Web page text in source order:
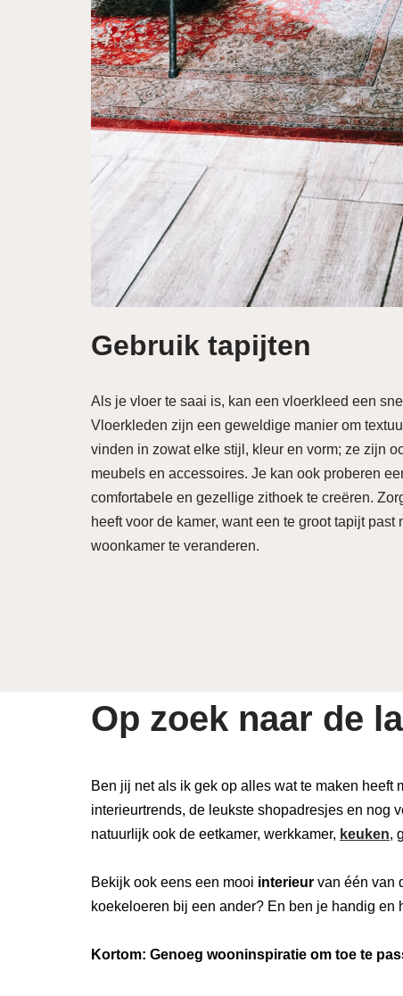
Gebruik tapijten
Als je vloer te saai is, kan een vloerkleed een
Vloerkleden zijn een geweldige manier om
vinden in zowat elke stijl, kleur en vorm; ze zijn
meubels en accessoires. Je kan ook proberen
comfortabele en gezellige zithoek te creëren.
heeft voor de kamer, want een te groot tapijt
woonkamer te veranderen.
Op zoek naar de
Ben jij net als ik gek op alles wat te maken
interieurtrends, de leukste shopadresjes en nog
natuurlijk ook de eetkamer, werkkamer, keuken,
Bekijk ook eens een mooi interieur van één van
koekeloeren bij een ander? En ben je handig en
Kortom: Genoeg wooninspiratie om toe te